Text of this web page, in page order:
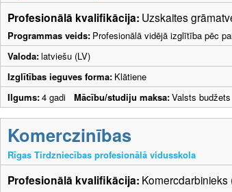
Profesionālā kvalifikācija: Uzskaites
Programmas veids: Profesionālā vidējā izglītība pēc
Valoda:latviešu (LV)
Izglītības ieguves forma: Klātiene
Ilgums:4 gadi Mācību/studiju maksa:Valsts budžets
Komerczinības
Rīgas Tirdzniecības profesionālā vidusskola
Profesionālā kvalifikācija: Komercdarbinieks